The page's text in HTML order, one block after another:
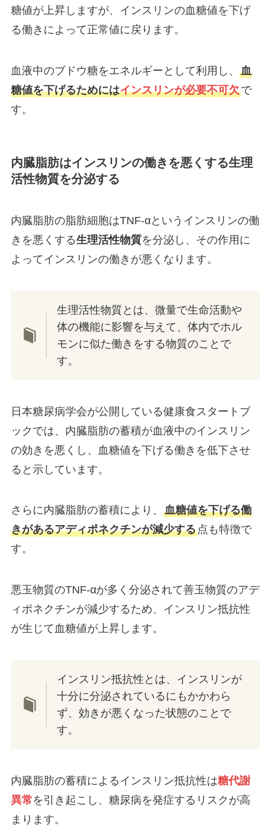
糖値が上昇しますが、インスリンの血糖値を下げ
る働きによって正常値に戻ります。
血液中のブドウ糖をエネルギーとして利用し、 血
糖値を下げるためにはインスリンが必要不可欠で
す。
内臓脂肪はインスリンの働きを悪くする生理
活性物質を分泌する
内臓脂肪の脂肪細胞はTNF-αというインスリンの働
きを悪くする生理活性物質を分泌し、その作用に
よってインスリンの働きが悪くなります。
生理活性物質とは、微量で生命活動や
体の機能に影響を与えて、体内でホル
モンに似た働きをする物質のことで
す。
日本糖尿病学会が公開している健康食スタートブ
ックでは、内臓脂肪の蓄積が血液中のインスリン
の効きを悪くし、血糖値を下げる働きを低下させ
ると示しています。
さらに内臓脂肪の蓄積により、 血糖値を下げる働
きがあるアディポネクチンが減少する点も特徴で
す。
悪玉物質のTNF-αが多く分泌されて善玉物質のアデ
ィポネクチンが減少するため、インスリン抵抗性
が生じて血糖値が上昇します。
インスリン抵抗性とは、インスリンが
十分に分泌されているにもかかわら
ず、効きが悪くなった状態のことで
す。
内臓脂肪の蓄積によるインスリン抵抗性は糖代謝
異常を引き起こし、糖尿病を発症するリスクが高
まります。